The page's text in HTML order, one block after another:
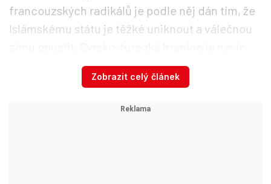
francouzských radikálů je podle něj dán tím, že
Islámskému státu je těžké uniknout a válečnou
stále méně propustná. „Není to nemožné, ale
musíte mít peníze a síť kontaktů,“ řekl Caillet.
Zobrazit celý článek